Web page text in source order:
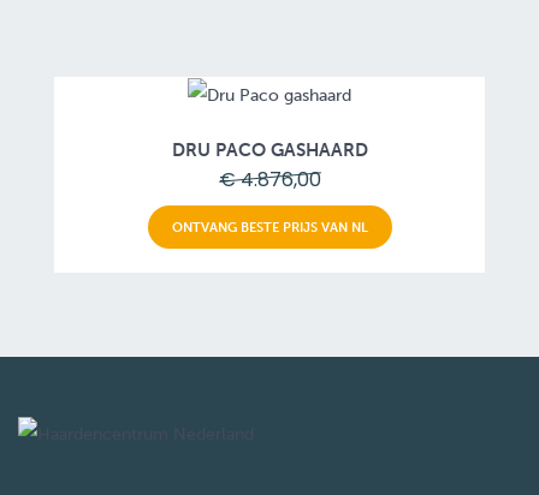
DRU PACO GASHAARD
€ 4.876,00
ONTVANG BESTE PRIJS VAN NL